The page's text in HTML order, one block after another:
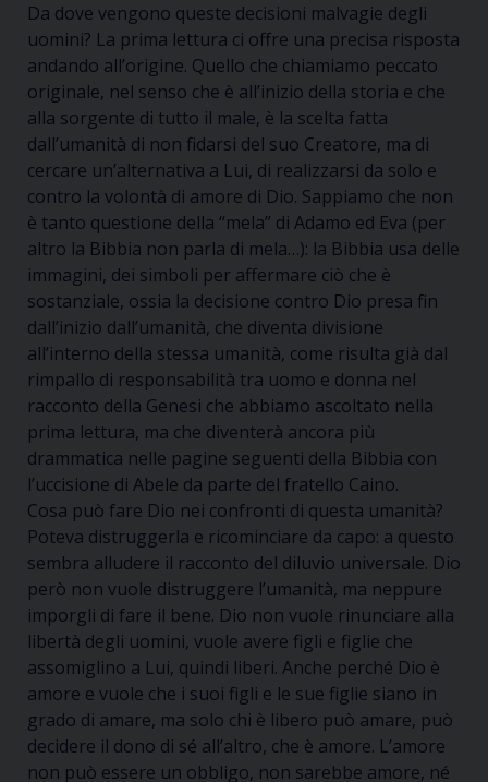
Da dove vengono queste decisioni malvagie degli
uomini? La prima lettura ci offre una precisa risposta
andando all’origine. Quello che chiamiamo peccato
originale, nel senso che è all’inizio della storia e che
alla sorgente di tutto il male, è la scelta fatta
dall’umanità di non fidarsi del suo Creatore, ma di
cercare un’alternativa a Lui, di realizzarsi da solo e
contro la volontà di amore di Dio. Sappiamo che non
è tanto questione della “mela” di Adamo ed Eva (per
altro la Bibbia non parla di mela…): la Bibbia usa delle
immagini, dei simboli per affermare ciò che è
sostanziale, ossia la decisione contro Dio presa fin
dall’inizio dall’umanità, che diventa divisione
all’interno della stessa umanità, come risulta già dal
rimpallo di responsabilità tra uomo e donna nel
racconto della Genesi che abbiamo ascoltato nella
prima lettura, ma che diventerà ancora più
drammatica nelle pagine seguenti della Bibbia con
l’uccisione di Abele da parte del fratello Caino.
Cosa può fare Dio nei confronti di questa umanità?
Poteva distruggerla e ricominciare da capo: a questo
sembra alludere il racconto del diluvio universale. Dio
però non vuole distruggere l’umanità, ma neppure
imporgli di fare il bene. Dio non vuole rinunciare alla
libertà degli uomini, vuole avere figli e figlie che
assomiglino a Lui, quindi liberi. Anche perché Dio è
amore e vuole che i suoi figli e le sue figlie siano in
grado di amare, ma solo chi è libero può amare, può
decidere il dono di sé all’altro, che è amore. L’amore
non può essere un obbligo, non sarebbe amore, né